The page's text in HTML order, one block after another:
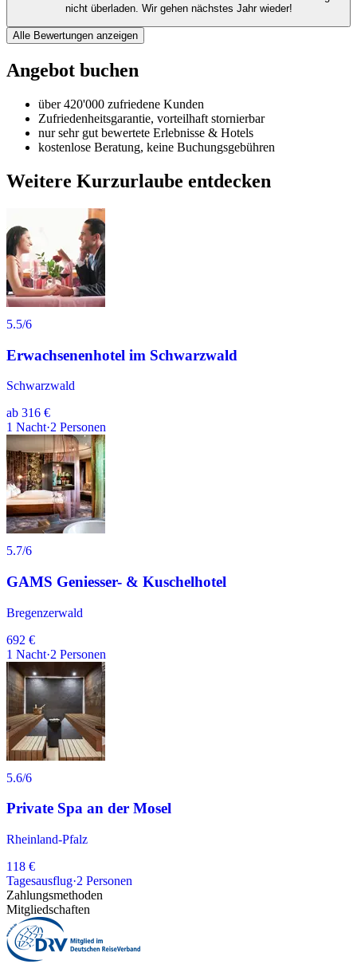
nicht überladen. Wir gehen nächstes Jahr wieder!
Alle Bewertungen anzeigen
Angebot buchen
über 420'000 zufriedene Kunden
Zufriedenheitsgarantie, vorteilhaft stornierbar
nur sehr gut bewertete Erlebnisse & Hotels
kostenlose Beratung, keine Buchungsgebühren
Weitere Kurzurlaube entdecken
5.5/6
Erwachsenenhotel im Schwarzwald
Schwarzwald
ab 316 €
1 Nacht·2 Personen
5.7/6
GAMS Geniesser- & Kuschelhotel
Bregenzerwald
692 €
1 Nacht·2 Personen
5.6/6
Private Spa an der Mosel
Rheinland-Pfalz
118 €
Tagesausflug·2 Personen
Zahlungsmethoden
Mitgliedschaften